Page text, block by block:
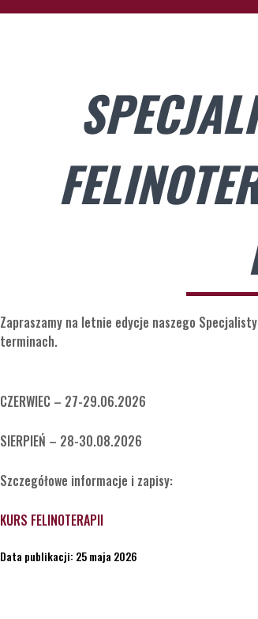
Zapraszamy na letnie edycje naszego
terminach.
CZERWIEC – 27-29.06.2026
SIERPIEŃ – 28-30.08.2026
Szczegółowe informacje i zapisy:
KURS FELINOTERAPII
Data publikacji: 25 maja 2026